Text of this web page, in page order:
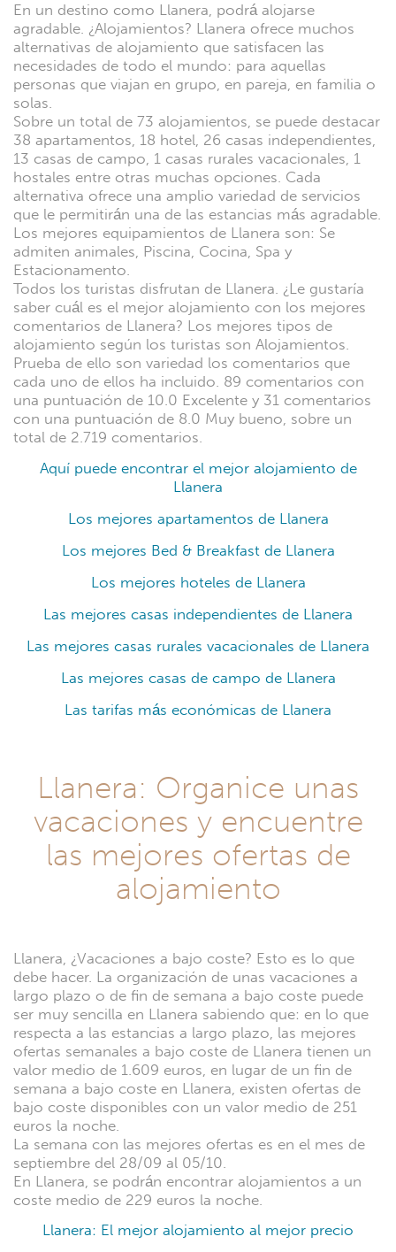
En un destino como Llanera, podrá alojarse
agradable. ¿Alojamientos? Llanera ofrece muchos
alternativas de alojamiento que satisfacen las
necesidades de todo el mundo: para aquellas
personas que viajan en grupo, en pareja, en familia o
solas.
Sobre un total de 73 alojamientos, se puede destacar
38 apartamentos, 18 hotel, 26 casas independientes,
13 casas de campo, 1 casas rurales vacacionales, 1
hostales entre otras muchas opciones. Cada
alternativa ofrece una amplio variedad de servicios
que le permitirán una de las estancias más agradable.
Los mejores equipamientos de Llanera son: Se
admiten animales, Piscina, Cocina, Spa y
Estacionamento.
Todos los turistas disfrutan de Llanera. ¿Le gustaría
saber cuál es el mejor alojamiento con los mejores
comentarios de Llanera? Los mejores tipos de
alojamiento según los turistas son Alojamientos.
Prueba de ello son variedad los comentarios que
cada uno de ellos ha incluido. 89 comentarios con
una puntuación de 10.0 Excelente y 31 comentarios
con una puntuación de 8.0 Muy bueno, sobre un
total de 2.719 comentarios.
Aquí puede encontrar el mejor alojamiento de
Llanera
Los mejores apartamentos de Llanera
Los mejores Bed & Breakfast de Llanera
Los mejores hoteles de Llanera
Las mejores casas independientes de Llanera
Las mejores casas rurales vacacionales de Llanera
Las mejores casas de campo de Llanera
Las tarifas más económicas de Llanera
Llanera: Organice unas
vacaciones y encuentre
las mejores ofertas de
alojamiento
Llanera, ¿Vacaciones a bajo coste? Esto es lo que
debe hacer. La organización de unas vacaciones a
largo plazo o de fin de semana a bajo coste puede
ser muy sencilla en Llanera sabiendo que: en lo que
respecta a las estancias a largo plazo, las mejores
ofertas semanales a bajo coste de Llanera tienen un
valor medio de 1.609 euros, en lugar de un fin de
semana a bajo coste en Llanera, existen ofertas de
bajo coste disponibles con un valor medio de 251
euros la noche.
La semana con las mejores ofertas es en el mes de
septiembre del 28/09 al 05/10.
En Llanera, se podrán encontrar alojamientos a un
coste medio de 229 euros la noche.
Llanera: El mejor alojamiento al mejor precio